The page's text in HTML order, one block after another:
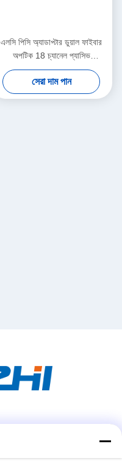
এলসি পিসি অ্যাডাপ্টার ডুয়াল ফাইবার
অপটিক 18 চ্যানেল প্যাসিভ
সিডাব্লুডিএম
সেরা দাম পান